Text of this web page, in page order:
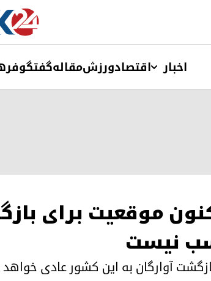
اخبار اقتصادورزشمقالهگفتگو
موقعیت برای
نیست
آوارگان به این کشور عادی